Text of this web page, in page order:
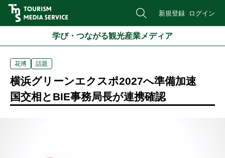
新規登録 ログイン
学び・つながる観光産業メディア
花博 話題
横浜グリーンエクスポ2027へ準備加速
国交相とBIE事務局長が連携確認